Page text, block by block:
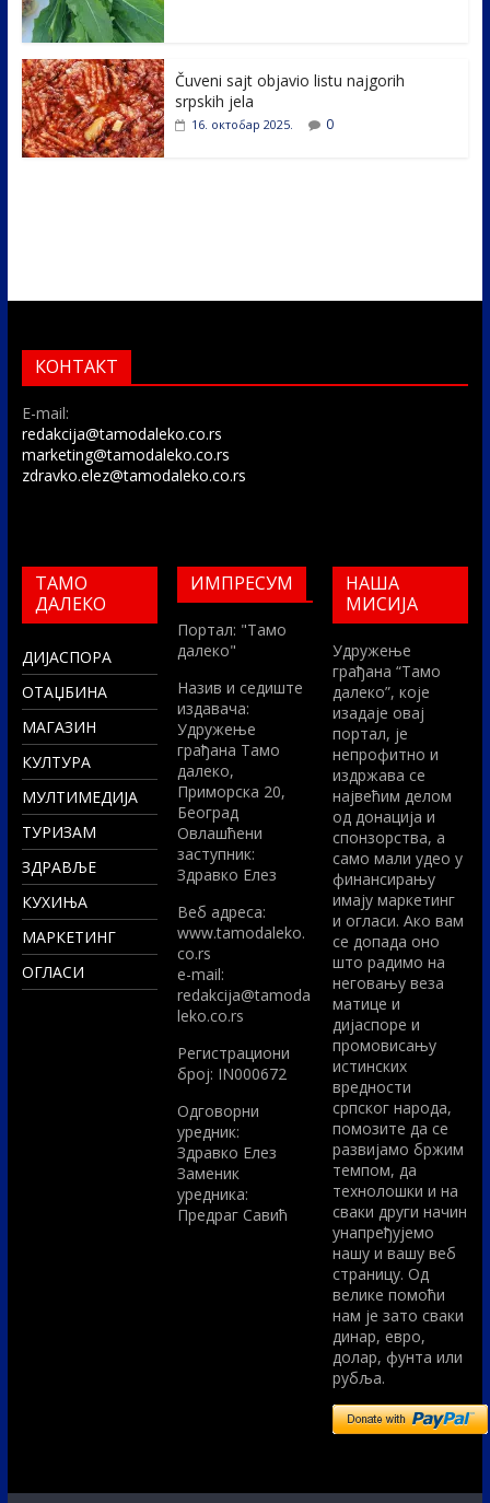
Čuveni sajt objavio listu najgorih
srpskih jela
16. октобар 2025. 0
КОНТАКТ
E-mail:
redakcija@tamodaleko.co.rs
marketing@tamodaleko.co.rs
zdravko.elez@tamodaleko.co.rs
ТАМО
ДАЛЕКО
ДИЈАСПОРА
ОТАЏБИНА
МАГАЗИН
КУЛТУРА
МУЛТИМЕДИЈА
ТУРИЗАМ
ЗДРАВЉЕ
КУХИЊА
МАРКЕТИНГ
ОГЛАСИ
ИМПРЕСУМ
Портал: "Тамо
далеко"
Назив и седиште
издавача:
Удружење
грађана Тамо
далеко,
Приморска 20,
Београд
Овлашћени
заступник:
Здравко Елез
Вeб адреса:
www.tamodaleko.
co.rs
e-mail:
redakcija@tamoda
leko.co.rs
Регистрациони
број: IN000672
Одговорни
уредник:
Здравко Елез
Заменик
уредника:
Предраг Савић
НАША
МИСИЈА
Удружење
грађана “Тамо
далеко”, које
изадаје овај
портал, је
непрофитно и
издржава се
највећим делом
од донација и
спонзорства, а
само мали удео у
финансирању
имају маркетинг
и огласи. Ако вам
се допада оно
што радимо на
неговању веза
матице и
дијаспоре и
промовисању
истинских
вредности
српског народа,
помозите да се
развијамо бржим
темпом, да
технолошки и на
сваки други начин
унапређујемо
нашу и вашу веб
страницу. Од
велике помоћи
нам је зато сваки
динар, евро,
долар, фунта или
рубља.